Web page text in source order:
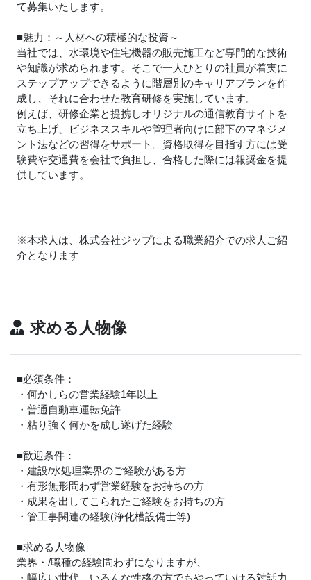
て募集いたします。
■魅力：～人材への積極的な投資～
当社では、水環境や住宅機器の販売施工など専門的な技術
や知識が求められます。そこで一人ひとりの社員が着実に
ステップアップできるように階層別のキャリアプランを作
成し、それに合わせた教育研修を実施しています。
例えば、研修企業と提携しオリジナルの通信教育サイトを
立ち上げ、ビジネススキルや管理者向けに部下のマネジメ
ント法などの習得をサポート。資格取得を目指す方には受
験費や交通費を会社で負担し、合格した際には報奨金を提
供しています。
※本求人は、株式会社ジップによる職業紹介での求人ご紹
介となります
求める人物像
■必須条件：
・何かしらの営業経験1年以上
・普通自動車運転免許
・粘り強く何かを成し遂げた経験
■歓迎条件：
・建設/水処理業界のご経験がある方
・有形無形問わず営業経験をお持ちの方
・成果を出してこられたご経験をお持ちの方
・管工事関連の経験(浄化槽設備士等)
■求める人物像
業界・/職種の経験問わずになりますが、
・幅広い世代、いろんな性格の方でもやっていける対話力